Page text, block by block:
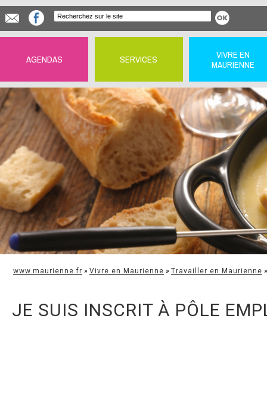
AGENDAS SERVICES
VIVRE EN
MAURIENNE
www.maurienne.fr » Vivre en Maurienne » Travailler en Maurienne
JE SUIS INSCRIT À PÔLE